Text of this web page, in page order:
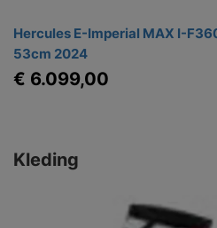
Hercules E-Imperial MAX I-
53cm 2024
€ 6.099,00
Kleding